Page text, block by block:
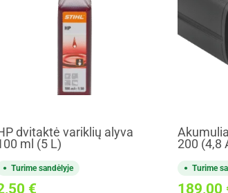
dvitaktė variklių alyva
ml (5 L)
Turime sandėlyje
€
200 (4,8
Turime
189,00